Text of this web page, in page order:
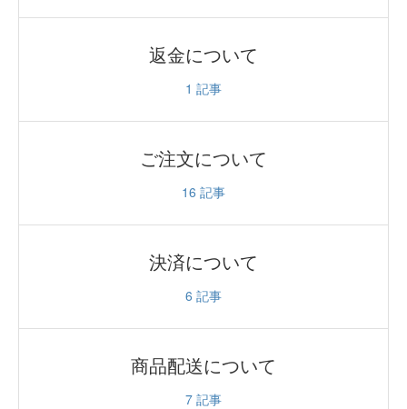
返金について
1 記事
ご注文について
16 記事
決済について
6 記事
商品配送について
7 記事